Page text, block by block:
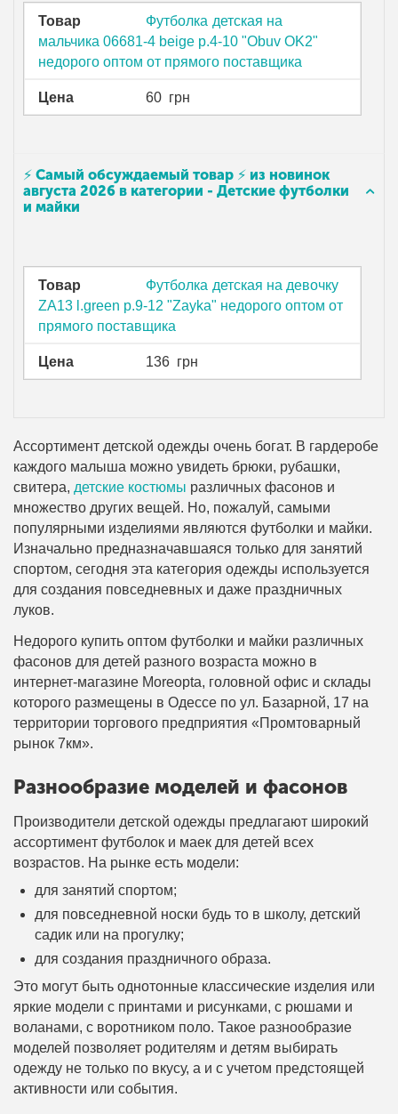
Товар
Футболка детская на
мальчика 06681-4 beige р.4-10 "Obuv OK2"
недорого оптом от прямого поставщика
Цена 60 грн
⚡ Самый обсуждаемый товар ⚡ из новинок
августа 2026 в категории - Детские футболки
и майки
Товар
Футболка детская на девочку
ZA13 l.green р.9-12 "Zayka" недорого оптом от
прямого поставщика
Цена 136 грн
Ассортимент детской одежды очень богат. В гардеробе
каждого малыша можно увидеть брюки, рубашки,
свитера, детские костюмы различных фасонов и
множество других вещей. Но, пожалуй, самыми
популярными изделиями являются футболки и майки.
Изначально предназначавшаяся только для занятий
спортом, сегодня эта категория одежды используется
для создания повседневных и даже праздничных
луков.
Недорого купить оптом футболки и майки различных
фасонов для детей разного возраста можно в
интернет-магазине Moreopta, головной офис и склады
которого размещены в Одессе по ул. Базарной, 17 на
территории торгового предприятия «Промтоварный
рынок 7км».
Разнообразие моделей и фасонов
Производители детской одежды предлагают широкий
ассортимент футболок и маек для детей всех
возрастов. На рынке есть модели:
для занятий спортом;
для повседневной носки будь то в школу, детский
садик или на прогулку;
для создания праздничного образа.
Это могут быть однотонные классические изделия или
яркие модели с принтами и рисунками, с рюшами и
воланами, с воротником поло. Такое разнообразие
моделей позволяет родителям и детям выбирать
одежду не только по вкусу, а и с учетом предстоящей
активности или события.